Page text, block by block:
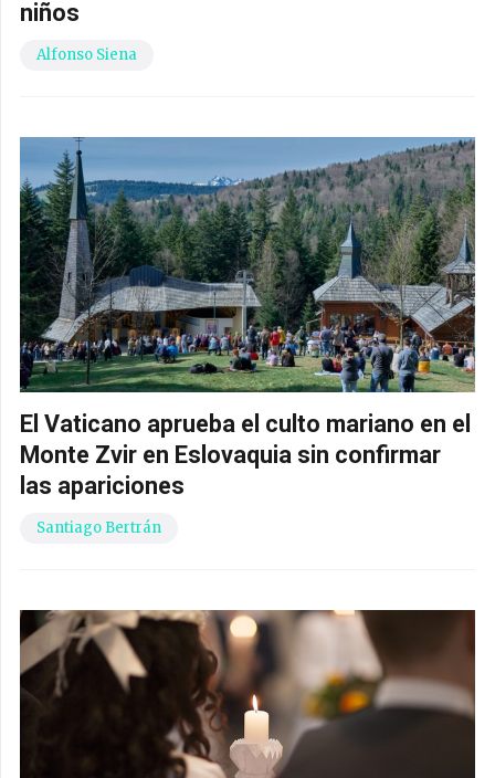
niños
Alfonso Siena
El Vaticano aprueba el culto mariano en el
Monte Zvir en Eslovaquia sin confirmar
las apariciones
Santiago Bertrán